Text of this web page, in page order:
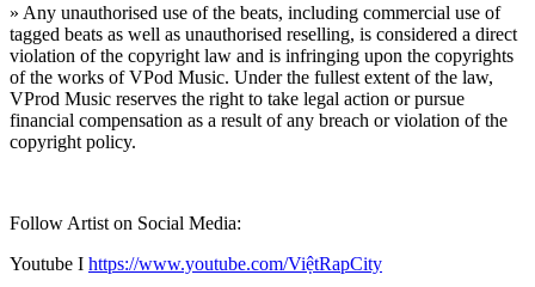
» Any unauthorised use of the beats, including commercial use of
tagged beats as well as unauthorised reselling, is considered a direct
violation of the copyright law and is infringing upon the copyrights
of the works of VPod Music. Under the fullest extent of the law,
VProd Music reserves the right to take legal action or pursue
financial compensation as a result of any breach or violation of the
copyright policy.
Follow Artist on Social Media:
Youtube I https://www.youtube.com/ViệtRapCity